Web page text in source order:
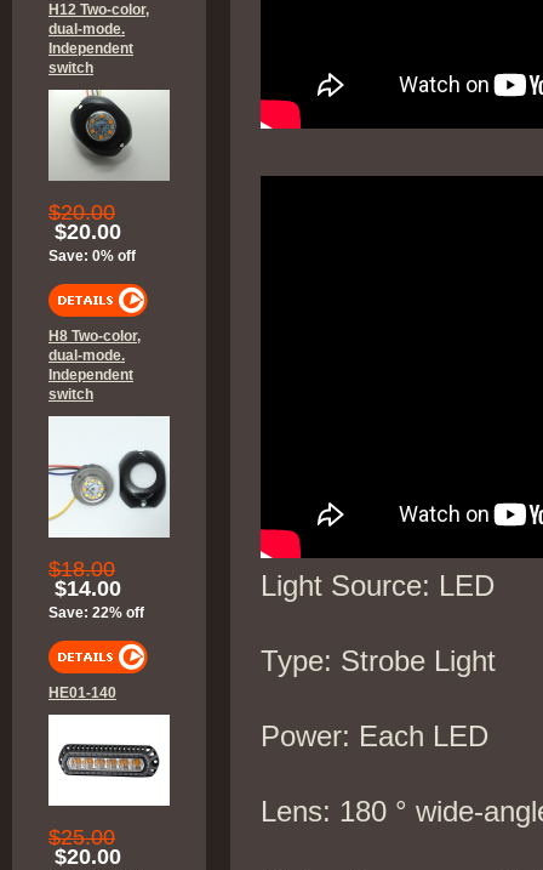
H12 Two-color,
dual-mode.
Independent
switch
$20.00
$20.00
Save: 0% off
H8 Two-color,
dual-mode.
Independent
switch
$18.00
$14.00
Save: 22% off
HE01-140
$25.00
$20.00
Light Source: LED
Type: Strobe Light
Power: Each LED
Lens: 180 ° wide-